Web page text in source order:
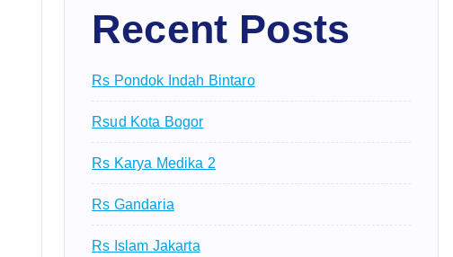
Recent Posts
Rs Pondok Indah Bintaro
Rsud Kota Bogor
Rs Karya Medika 2
Rs Gandaria
Rs Islam Jakarta